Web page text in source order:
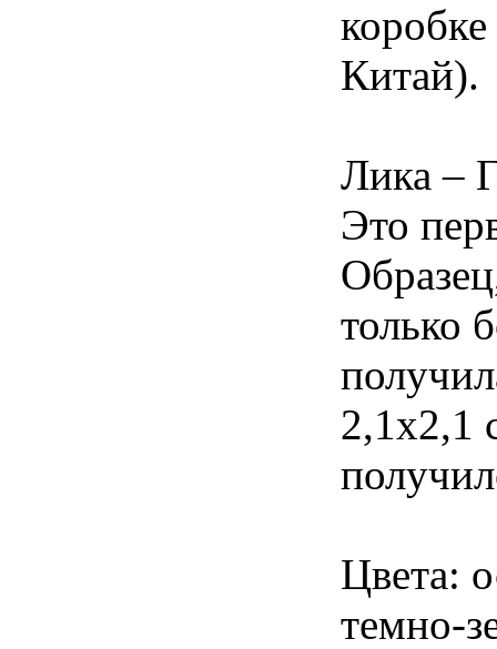
Китай).
Лика –
Это
только
2,1х2,1
Цвета:
темно-